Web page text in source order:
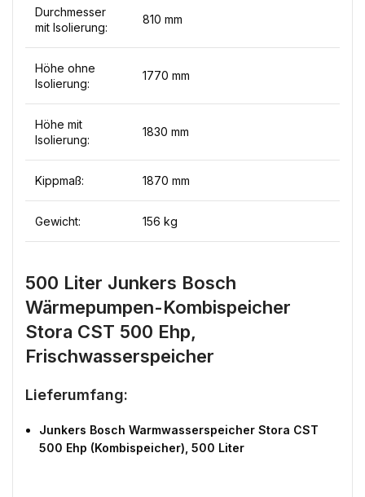
Durchmesser
mit Isolierung:
810 mm
Höhe ohne
Isolierung:
1770 mm
Höhe mit
Isolierung:
1830 mm
Kippmaß: 1870 mm
Gewicht: 156 kg
500 Liter Junkers Bosch
Wärmepumpen-Kombispeicher
Stora CST 500 Ehp,
Frischwasserspeicher
Lieferumfang:
Junkers Bosch Warmwasserspeicher Stora CST
500 Ehp (Kombispeicher), 500 Liter